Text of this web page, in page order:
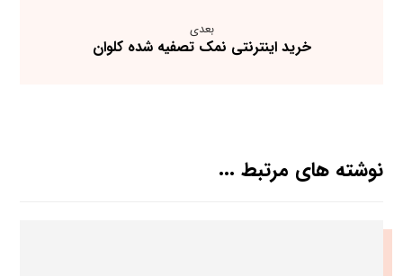
بعدی
خرید اینترنتی نمک تصفیه شده کلوان
نوشته های مرتبط ...